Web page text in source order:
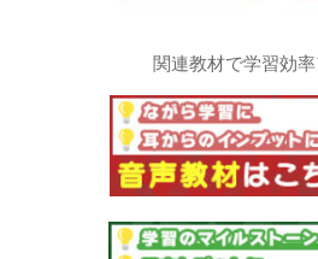
関連教材で学習効率